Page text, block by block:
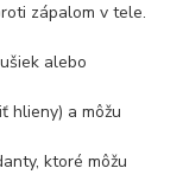
zápalom v tele.
alebo
hlieny) a môžu
ktoré môžu